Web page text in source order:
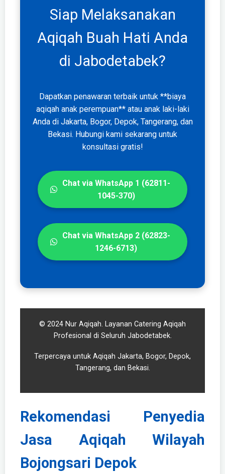
Siap Melaksanakan
Aqiqah Buah Hati Anda
di Jabodetabek?
Dapatkan penawaran terbaik untuk **biaya
aqiqah anak perempuan** atau anak laki-laki
Anda di Jakarta, Bogor, Depok, Tangerang, dan
Bekasi. Hubungi kami sekarang untuk
konsultasi gratis!
Chat via WhatsApp 1 (62811-
1045-370)
Chat via WhatsApp 2 (62823-
1246-6713)
© 2024 Nur Aqiqah. Layanan Catering Aqiqah
Profesional di Seluruh Jabodetabek.
Terpercaya untuk Aqiqah Jakarta, Bogor, Depok,
Tangerang, dan Bekasi.
Rekomendasi Penyedia
Jasa Aqiqah Wilayah
Bojongsari Depok